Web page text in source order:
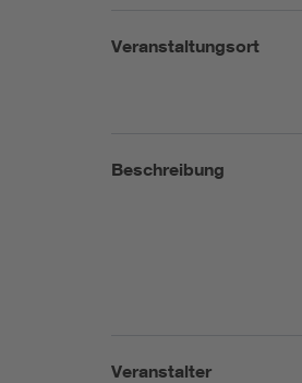
Veranstaltungsort
Beschreibung
Veranstalter